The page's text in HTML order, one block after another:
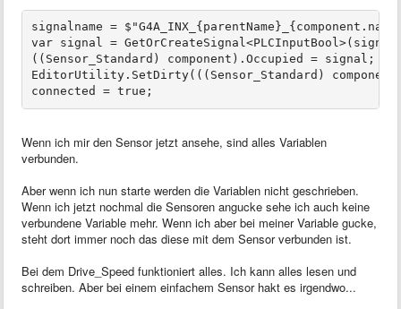
signalname =
var signal =
((Sensor_Standard) component).Occupied
EditorUtility.SetDirty(((Sensor_Standard)
Wenn ich mir den Sensor jetzt ansehe, sind alles Variablen
verbunden.
Aber wenn ich nun starte werden die Variablen nicht geschrieben.
Wenn ich jetzt nochmal die Sensoren angucke sehe ich auch keine
verbundene Variable mehr. Wenn ich aber bei meiner Variable gucke,
steht dort immer noch das diese mit dem Sensor verbunden ist.
Bei dem Drive_Speed funktioniert alles. Ich kann alles lesen und
schreiben. Aber bei einem einfachem Sensor hakt es irgendwo...